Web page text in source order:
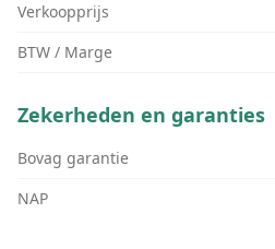
Verkoopprijs
BTW / Marge
Zekerheden en garanties
Bovag garantie
NAP